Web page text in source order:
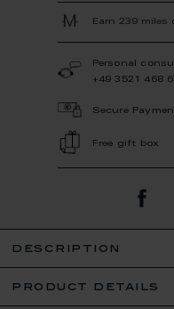
Earn 239 miles
Personal
+49 3521 468
Secure
Free gift box
description
product details